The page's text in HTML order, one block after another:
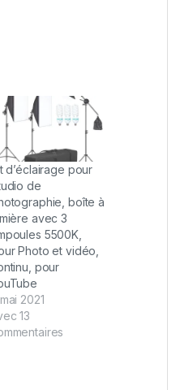
d’éclairage pour
de
boîte à
avec 3
5500K,
Photo et vidéo,
pour
2021
13